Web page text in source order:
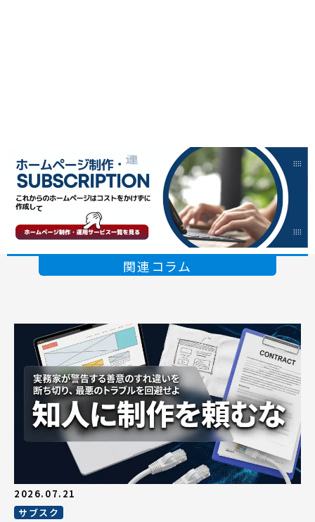
関連コラム
2026.07.21
サブスク